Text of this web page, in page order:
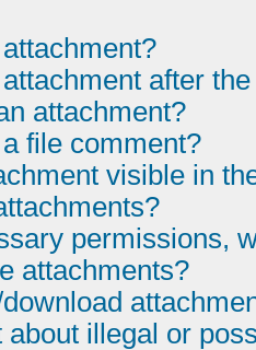
after
attachment?
file comment?
visible in
permissions,
attachments?
about illegal or